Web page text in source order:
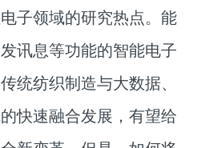
子领域的研究热点。能
讯息等功能的智能电子
统纺织制造与大数据、
快速融合发展，有望给